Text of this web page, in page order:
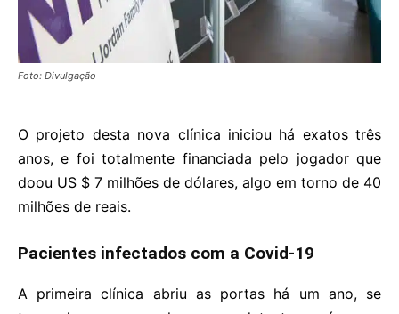
Foto: Divulgação
O projeto desta nova clínica iniciou há exatos três
anos, e foi totalmente financiada pelo jogador que
doou US $ 7 milhões de dólares, algo em torno de 40
milhões de reais.
Pacientes infectados com a Covid-19
A primeira clínica abriu as portas há um ano, se